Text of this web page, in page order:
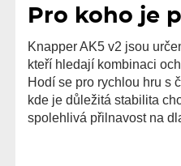
Pro koho je
Knapper AK5 v2 jsou
kteří hledají kombinaci
Hodí se pro rychlou hru s
kde je důležitá stabilita
spolehlivá přilnavost na